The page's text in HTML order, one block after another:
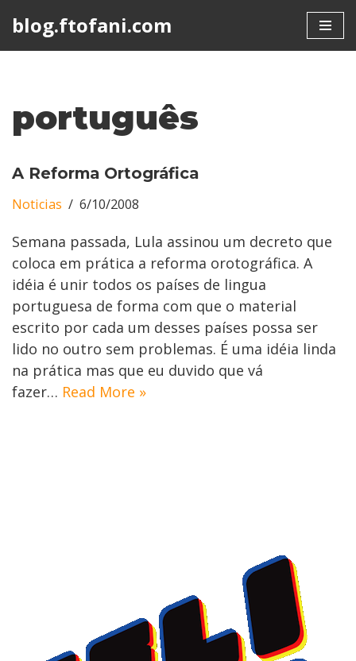
blog.ftofani.com
português
A Reforma Ortográfica
Noticias 6/10/2008
Semana passada, Lula assinou um decreto que
coloca em prática a reforma orotográfica. A
idéia é unir todos os países de lingua
portuguesa de forma com que o material
escrito por cada um desses países possa ser
lido no outro sem problemas. É uma idéia linda
na prática mas que eu duvido que vá
fazer… Read More »